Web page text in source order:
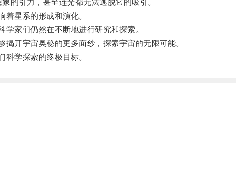
引力，甚至连光都无法逃脱它的吸引。
星系的形成和演化。
家们仍然在不断地进行研究和探索。
开宇宙奥秘的更多面纱，探索宇宙的无限可能。
学探索的终极目标。